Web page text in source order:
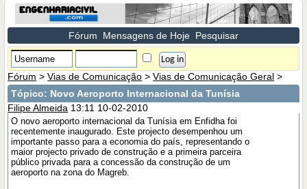
Fórum Mensagens de Hoje Pesquisar
Fórum >Vias de Comunicação >Vias de Comunicação Geral >
Tópico: Novo Aeroporto Internacional da Tunísia
Filipe Almeida 13:11 10-02-2010
O novo aeroporto internacional da Tunísia em Enfidha foi
recentemente inaugurado. Este projecto desempenhou um
importante passo para a economia do país, representando o
maior projecto privado de construção e a primeira parceira
público privada para a concessão da construção de um
aeroporto na zona do Magreb.